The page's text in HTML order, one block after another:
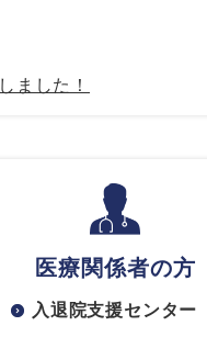
ました！
医療関係者の方
入退院支援センター